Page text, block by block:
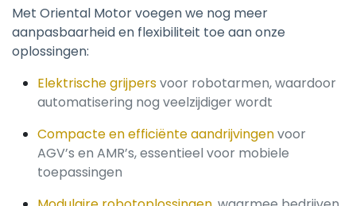
Met Oriental Motor voegen we nog meer
aanpasbaarheid en flexibiliteit toe aan onze
oplossingen:
Elektrische grijpersvoor robotarmen, waardoor
automatisering nog veelzijdiger wordt
Compacte en efficiënte aandrijvingenvoor
AGV’s en AMR’s, essentieel voor mobiele
toepassingen